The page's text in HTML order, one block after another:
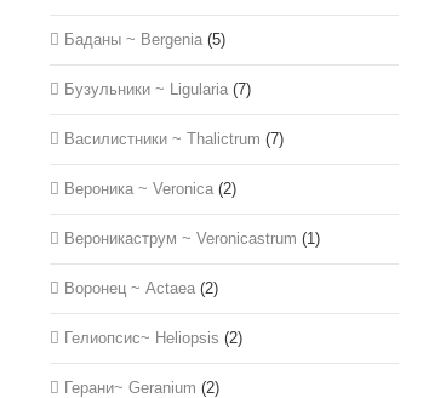
Баданы ~ Bergenia (5)
Бузульники ~ Ligularia (7)
Василистники ~ Thalictrum (7)
Вероника ~ Veronica (2)
Вероникаструм ~ Veronicastrum (1)
Воронец ~ Actaea (2)
Гелиопсис~ Heliopsis (2)
Герани~ Geranium (2)